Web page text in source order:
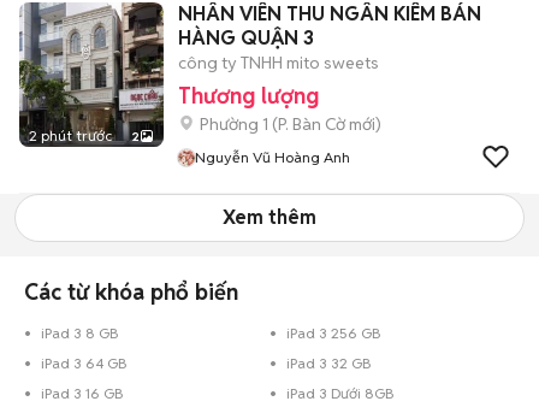
2 phút trước 2
NHÂN VIÊN THU NGÂN KIÊM BÁN
HÀNG QUẬN 3
công ty TNHH mito sweets
Thương lượng
Phường 1 (P. Bàn Cờmới)
Nguyễn Vũ Hoàng Anh
Xem thêm
Các từ khóa phổ biến
iPad 3 8 GB
iPad 3 256 GB
iPad 3 64 GB
iPad 3 32 GB
iPad 3 16 GB
iPad 3 Dưới 8GB